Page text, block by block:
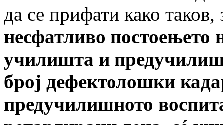
да се прифати како
несфатливо постоењето
училишта и
број дефектолошки
предучилишното